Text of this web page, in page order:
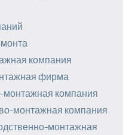
компания
фирма
монтажная компания
монтажная компания
монтажная